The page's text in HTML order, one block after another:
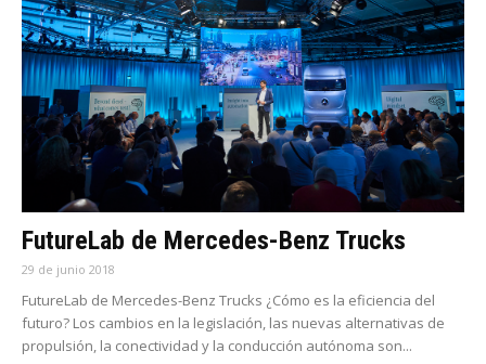
FutureLab de Mercedes-Benz Trucks
29 de junio 2018
FutureLab de Mercedes-Benz Trucks ¿Cómo es la eficiencia del
futuro? Los cambios en la legislación, las nuevas alternativas de
propulsión, la conectividad y la conducción autónoma son...